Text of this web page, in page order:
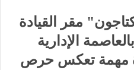
مقر القيادة
الإدارية
مهمة تعكس حرص